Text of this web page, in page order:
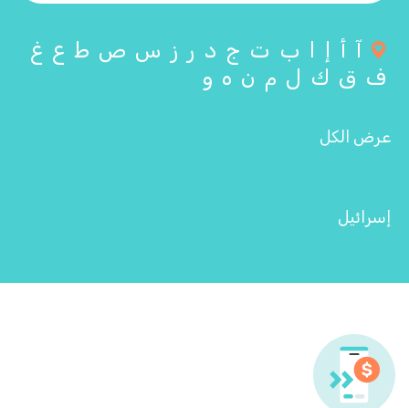
آ أ إ ا ب ت ج د ر ز س ص ط ع غ
ف ق ك ل م ن ه و
عرض الكل
إسرائيل